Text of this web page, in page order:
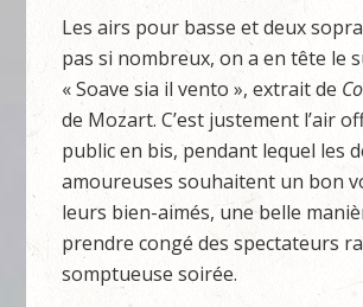
Les airs pour basse et deux
pas si nombreux, on a en tête le
« Soave sia il vento », extrait de
de Mozart. C’est justement l’air
public en bis, pendant lequel les
amoureuses souhaitent un bon
leurs bien-aimés, une belle
prendre congé des spectateurs
somptueuse soirée.